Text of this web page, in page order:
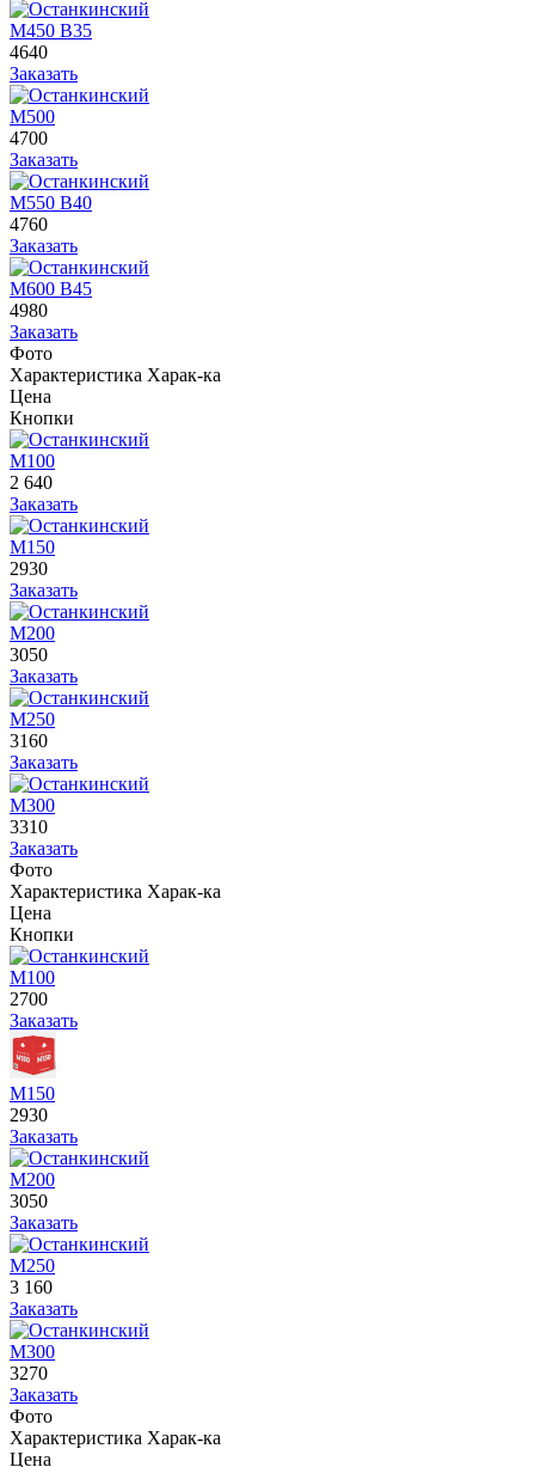
М450 В35
4640
Заказать
М500
4700
Заказать
М550 В40
4760
Заказать
М600 В45
4980
Заказать
Фото
Характеристика Харак-ка
Цена
Кнопки
М100
2 640
Заказать
М150
2930
Заказать
М200
3050
Заказать
М250
3160
Заказать
М300
3310
Заказать
Фото
Характеристика Харак-ка
Цена
Кнопки
М100
2700
Заказать
М150
2930
Заказать
М200
3050
Заказать
М250
3 160
Заказать
М300
3270
Заказать
Фото
Характеристика Харак-ка
Цена